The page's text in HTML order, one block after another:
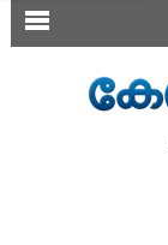
SECTIONS